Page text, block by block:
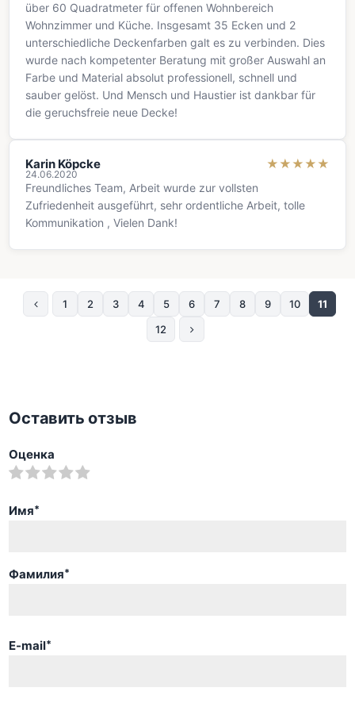
über 60 Quadratmeter für offenen Wohnbereich
Wohnzimmer und Küche. Insgesamt 35 Ecken und 2
unterschiedliche Deckenfarben galt es zu verbinden. Dies
wurde nach kompetenter Beratung mit großer Auswahl an
Farbe und Material absolut professionell, schnell und
sauber gelöst. Und Mensch und Haustier ist dankbar für
die geruchsfreie neue Decke!
Karin Köpcke
24.06.2020
★ ★ ★ ★ ★
Freundliches Team, Arbeit wurde zur vollsten
Zufriedenheit ausgeführt, sehr ordentliche Arbeit, tolle
Kommunikation , Vielen Dank!
Предыдущая страница
1 2 3 4 5 6 7 8 9 10
11
12
Следующая страница
Оставить отзыв
Оценка
Имя*
Фамилия*
E-mail*